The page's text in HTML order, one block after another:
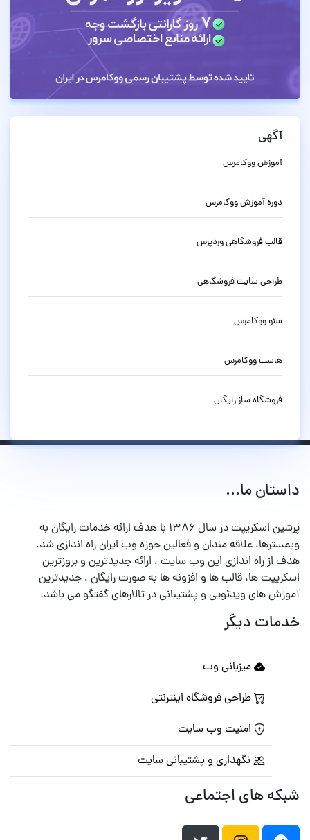
آگهی
آموزش ووکامرس
دوره آموزش ووکامرس
قالب فروشگاهی وردپرس
طراحی سایت فروشگاهی
سئو ووکامرس
هاست ووکامرس
فروشگاه ساز رایگان
داستان ما...
پرشین اسکریپت در سال ۱۳۸۶ با هدف ارائه خدمات رایگان به
وبمسترها، علاقه مندان و فعالین حوزه وب ایران راه اندازی شد.
هدف از راه اندازی این وب سایت ، ارائه جدیدترین و بروزترین
اسکریپت ها، قالب ها و افزونه ها به صورت رایگان ، جدیدترین
آموزش های ویدئویی و پشتیبانی در تالارهای گفتگو می باشد.
خدمات دیگر
میزبانی وب
طراحی فروشگاه اینترنتی
امنیت وب سایت
نگهداری و پشتیبانی سایت
شبکه های اجتماعی